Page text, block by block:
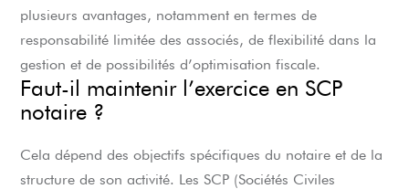
plusieurs avantages, notamment en termes de
responsabilité limitée des associés, de flexibilité dans la
gestion et de possibilités d’optimisation fiscale.
Faut-il maintenir l’exercice en SCP
notaire ?
Cela dépend des objectifs spécifiques du notaire et de la
structure de son activité. Les SCP (Sociétés Civiles